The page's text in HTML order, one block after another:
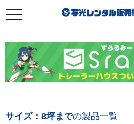
toggle
navigation
サイズ：8坪までの製品一覧